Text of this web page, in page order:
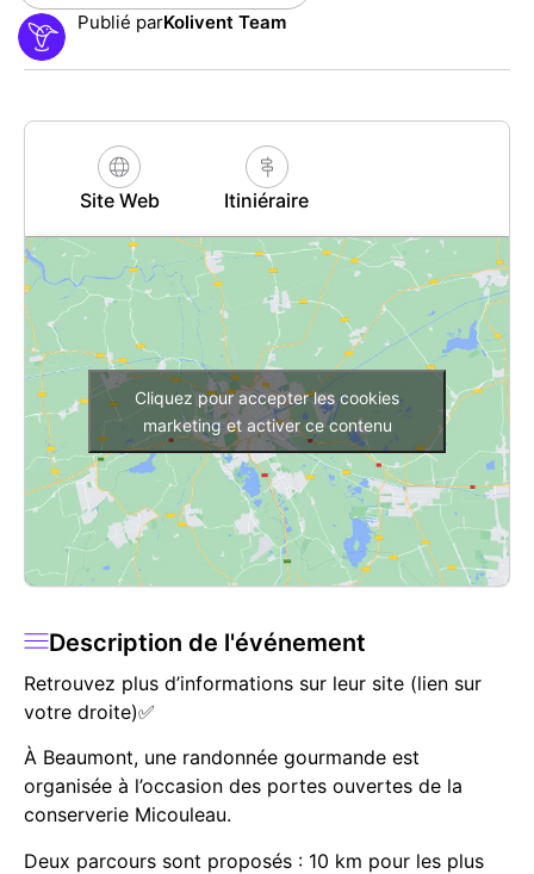
Publié parKolivent Team
Description de l'événement
Retrouvez plus d’informations sur leur site (lien sur
votre droite)✅
À Beaumont, une randonnée gourmande est
organisée à l’occasion des portes ouvertes de la
conserverie Micouleau.
Deux parcours sont proposés : 10 km pour les plus
Site Web Itiniéraire
Cliquez pour accepter les cookies
marketing et activer ce contenu